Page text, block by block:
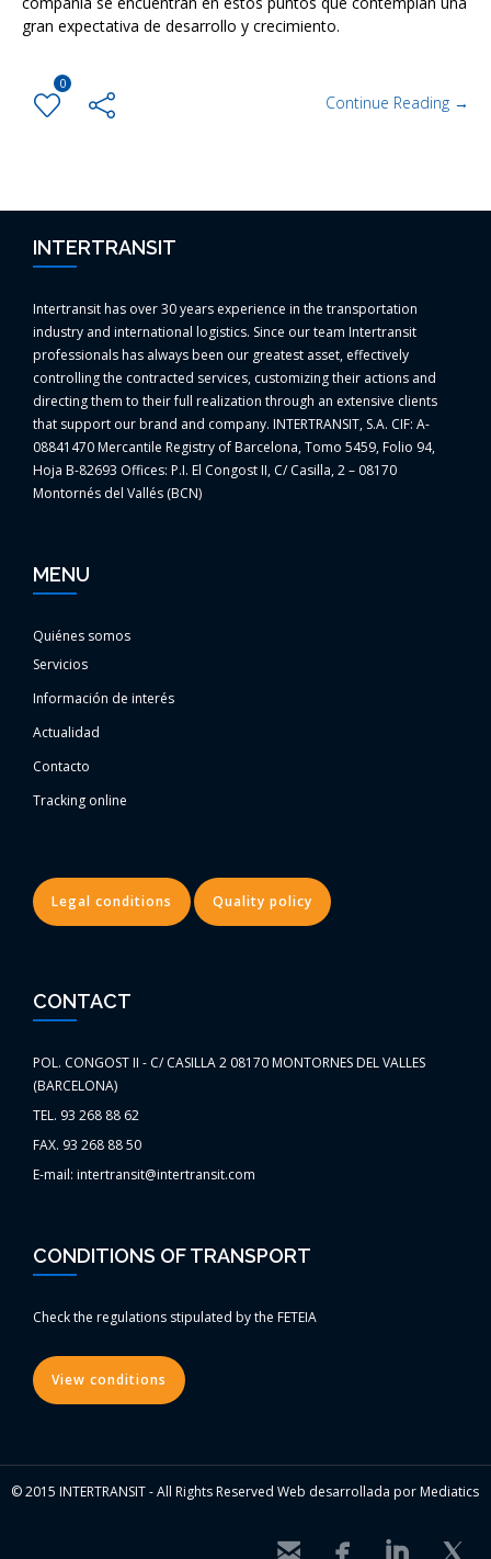
gran expectativa de desarrollo y crecimiento.
0
Continue Reading →
INTERTRANSIT
Intertransit has over 30 years experience in the transportation
industry and international logistics. Since our team Intertransit
professionals has always been our greatest asset, effectively
controlling the contracted services, customizing their actions and
directing them to their full realization through an extensive clients
that support our brand and company. INTERTRANSIT, S.A. CIF: A-
08841470 Mercantile Registry of Barcelona, Tomo 5459, Folio 94,
Hoja B-82693 Offices: P.I. El Congost II, C/ Casilla, 2 – 08170
Montornés del Vallés (BCN)
MENU
Quiénes somos
Servicios
Información de interés
Actualidad
Contacto
Tracking online
Legal conditions Quality policy
CONTACT
POL. CONGOST II - C/ CASILLA 2 08170 MONTORNES DEL VALLES
(BARCELONA)
TEL. 93 268 88 62
FAX. 93 268 88 50
E-mail: intertransit@intertransit.com
CONDITIONS OF TRANSPORT
Check the regulations stipulated by the FETEIA
View conditions
© 2015 INTERTRANSIT - All Rights Reserved Web desarrollada por Mediatics